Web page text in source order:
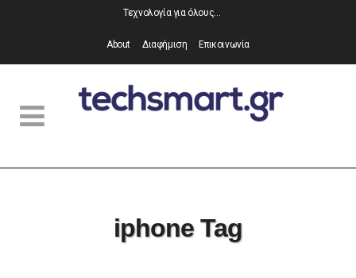
Τεχνολογία για όλους…
About Διαφήμιση Επικοινωνία
iphone Tag